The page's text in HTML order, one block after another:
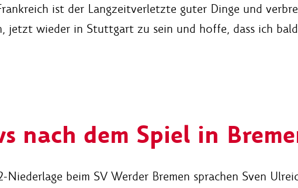
ist der Langzeitverletzte guter Dinge und
jetzt wieder in Stuttgart zu sein und hoffe, dass ich
nach dem Spiel in
Niederlage beim SV Werder Bremen sprachen Sven